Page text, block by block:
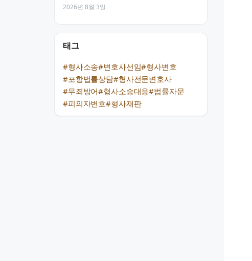
2026년 8월 3일
태그
#형사소송#변호사선임#형사변호
#포항법률상담#형사전문변호사
#무죄방어#형사소송대응#법률자문
#피의자변호#형사재판